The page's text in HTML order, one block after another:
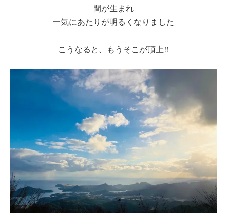
間が生まれ
一気にあたりが明るくなりました
こうなると、もうそこが頂上!!